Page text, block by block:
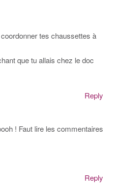
tes chaussettes à
que tu allais chez le doc
Reply
! Faut lire les commentaires
Reply